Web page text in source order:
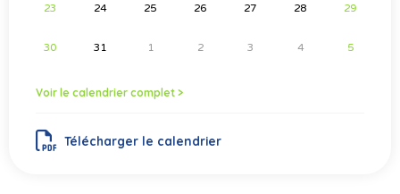
23 24 25 26 27 28 29
30 31 1 2 3 4 5
Voir le calendrier complet >
Télécharger le calendrier